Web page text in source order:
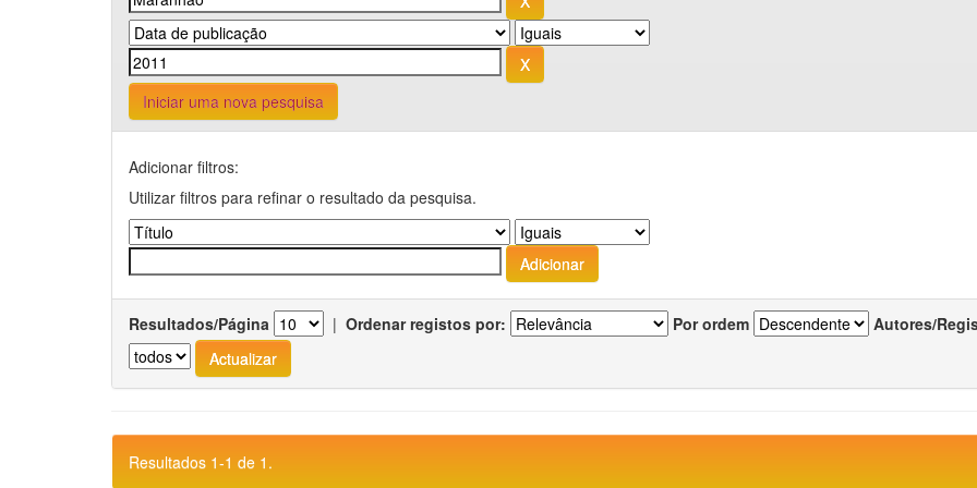
Iniciar uma nova pesquisa
Adicionar filtros:
Utilizar filtros para refinar o resultado da pesquisa.
Resultados/Página | Ordenar registos por: Por ordem Autores/
Resultados 1-1 de 1.